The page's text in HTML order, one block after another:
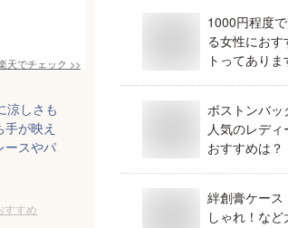
天でチェック >>
涼しさも
が映え
ースやパ
すすめ
1000円程度
る女性にお
トってありま
ボストンバッ
人気のレデ
おすすめは？
絆創膏ケース
しゃれ！な